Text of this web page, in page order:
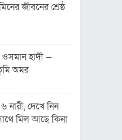
জীবনের শ্রেষ্ঠ
ওসমান হাদী —
অমর
৬ নারী, দেখে নিন
মিল আছে কিনা